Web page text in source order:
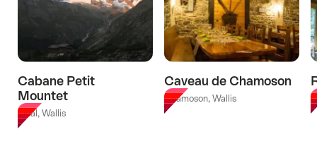
uur
sightseeing-
stops”
Cabane Petit
Mountet
Zinal, Wallis
Caveau de Chamoson
Chamoson, Wallis